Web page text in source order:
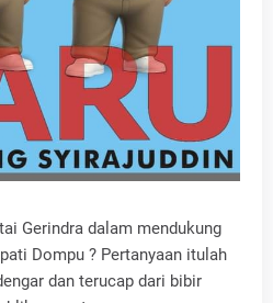
Gerindra dalam mendukung
Dompu ? Pertanyaan itulah
dan terucap dari bibir